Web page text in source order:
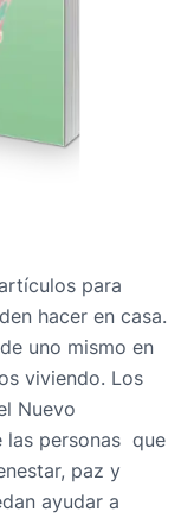
para
hacer en casa.
uno mismo en
viviendo. Los
Nuevo
las personas que
paz y
ayudar a